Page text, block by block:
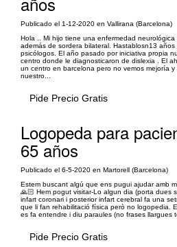
Publicado el 1-12-2020 en Vallirana (Barcelona)
Hola .. Mi hijo tiene una enfermedad neurológica
además de sordera bilateral. Hastablosn13
psicólogos. El año pasado por iniciativa propia
centro donde le diagnosticaron de dislexia . El
un centro en barcelona pero no vemos mejoría
nuestro...
Pide Precio Gratis
Logopeda para
65 años
Publicado el 6-5-2020 en Martorell (Barcelona)
Estem buscant algú que ens pugui ajudar amb
🙏🏻 Hem pogut visitar-Lo algun dia (porta dues
infart coronari i posterior infart cerebral fa una
que li fan rehabilitació física però no logopedia.
es fa entendre i diu paraules (no frases llargues
Pide Precio Gratis